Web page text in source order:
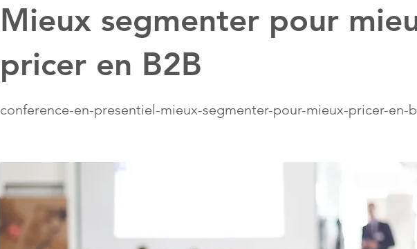
Mieux segmenter pour
pricer en B2B
conference-en-presentiel-mieux-segmenter-pour-mieux-pricer-en-